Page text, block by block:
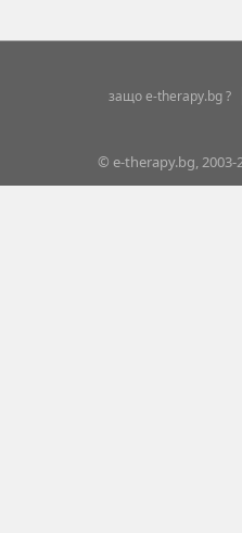
защо e-therapy.bg ?
© e-therapy.bg, 2003-